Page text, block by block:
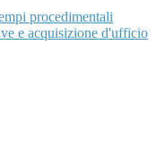
procedimentali
e acquisizione d'ufficio